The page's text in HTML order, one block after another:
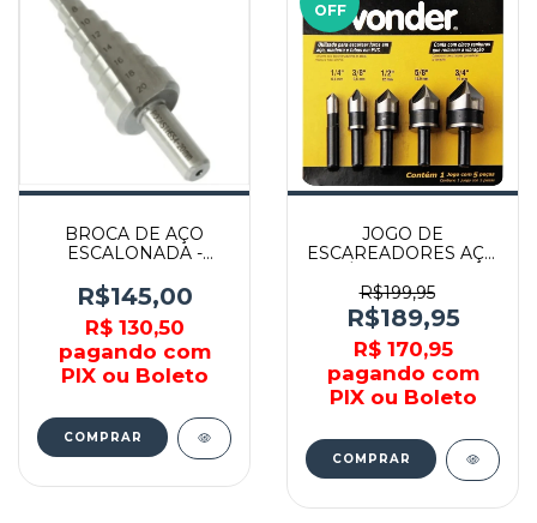
BROCA DE AÇO
ESCALONADA -
VONDER
R$145,00
R$ 130,50
pagando com
PIX ou Boleto
COMPRAR
OFF
JOGO DE
ESCAREADORES AÇO
3599143400 -
VONDER
R$199,95
R$189,95
R$ 170,95
pagando com
PIX ou Boleto